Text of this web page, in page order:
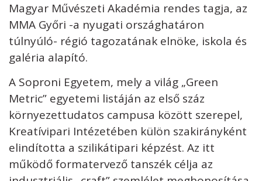
Magyar Művészeti Akadémia rendes tagja, az
MMA Győri -a nyugati országhatáron
túlnyúló- régió tagozatának elnöke, iskola és
galéria alapító.
A Soproni Egyetem, mely a világ „Green
Metric” egyetemi listáján az első száz
környezettudatos campusa között szerepel,
Kreatívipari Intézetében külön szakirányként
elindította a szilikátipari képzést. Az itt
működő formatervező tanszék célja az